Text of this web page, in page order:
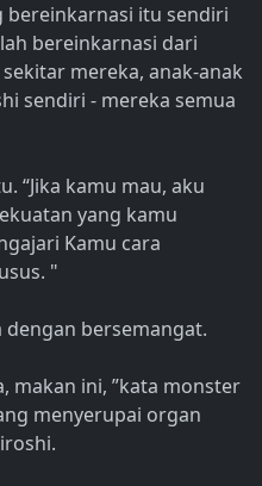
bereinkarnasi itu sendiri
bereinkarnasi dari
mereka, anak-anak
sendiri - mereka semua
“Jika kamu mau, aku
yang kamu
Kamu cara
"
bersemangat.
makan ini, ”kata monster
menyerupai organ